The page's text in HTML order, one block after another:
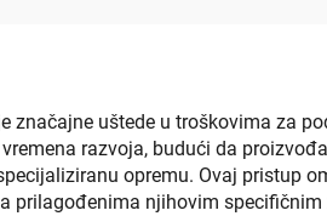
uštede u troškovima za
razvoja, budući da
opremu. Ovaj pristup
njihovim